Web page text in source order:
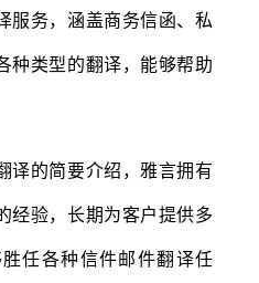
服务，涵盖商务信函、私
种类型的翻译，能够帮助
的简要介绍，雅言拥有
经验，长期为客户提供多
任各种信件邮件翻译任